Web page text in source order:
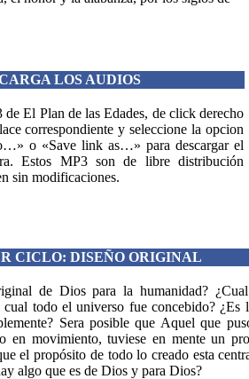
LOS AUDIOS
El Plan de las Edades, de click derecho
correspondiente y seleccione la opcion
o «Save link as…» para descargar el
Estos MP3 son de libre distribución
sin modificaciones.
CICLO: DISEÑO ORIGINAL
de Dios para la humanidad?
todo el universo fue concebido? ¿Es
Sera posible que Aquel que
en movimiento, tuviese en mente un
el propósito de todo lo creado esta
algo que es de Dios y para Dios?